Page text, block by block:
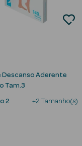
Descanso Aderente
Tam.3
2 +2 Tamanho(s)